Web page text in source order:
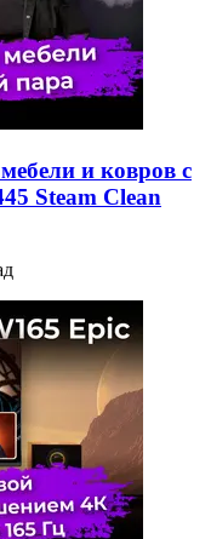
и ковров с
Steam Clean